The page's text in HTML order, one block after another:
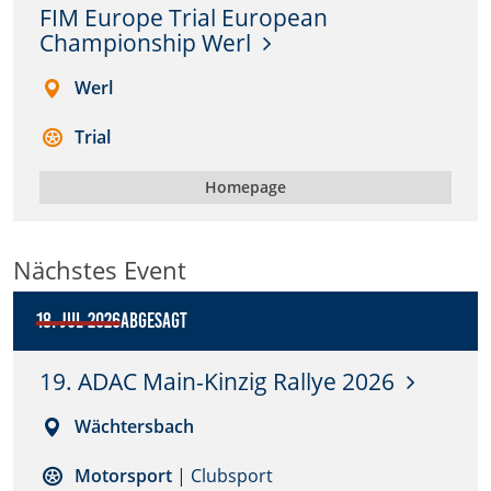
FIM Europe Trial European
Championship Werl
Werl
Trial
Homepage
Nächstes Event
18. Jul 2026Abgesagt
19. ADAC Main-Kinzig Rallye 2026
Wächtersbach
Motorsport | Clubsport
Anbieter:
Dieser Cookie speichert Informationen zu
Name:
cookie_consent
Anbieter: